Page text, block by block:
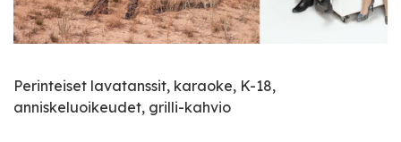
Perinteiset lavatanssit, karaoke, K-18,
anniskeluoikeudet, grilli-kahvio